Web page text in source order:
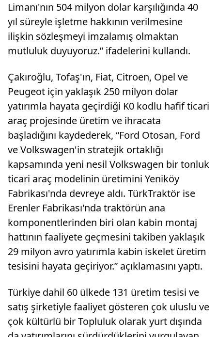
Limanı'nın 504 milyon dolar karşılığında 40
yıl süreyle işletme hakkının verilmesine
ilişkin sözleşmeyi imzalamış olmaktan
mutluluk duyuyoruz.” ifadelerini kullandı.
Çakıroğlu, Tofaş'ın, Fiat, Citroen, Opel ve
Peugeot için yaklaşık 250 milyon dolar
yatırımla hayata geçirdiği K0 kodlu hafif ticari
araç projesinde üretim ve ihracata
başladığını kaydederek, “Ford Otosan, Ford
ve Volkswagen'in stratejik ortaklığı
kapsamında yeni nesil Volkswagen bir tonluk
ticari araç modelinin üretimini Yeniköy
Fabrikası'nda devreye aldı. TürkTraktör ise
Erenler Fabrikası'nda traktörün ana
komponentlerinden biri olan kabin montaj
hattının faaliyete geçmesini takiben yaklaşık
29 milyon avro yatırımla kabin iskelet üretim
tesisini hayata geçiriyor.” açıklamasını yaptı.
Türkiye dahil 60 ülkede 131 üretim tesisi ve
satış şirketiyle faaliyet gösteren çok uluslu ve
çok kültürlü bir Topluluk olarak yurt dışında